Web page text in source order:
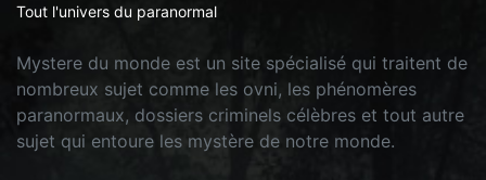
Tout l'univers du paranormal
Mystere du monde est un site spécialisé qui traitent de
nombreux sujet comme les ovni, les phénomères
paranormaux, dossiers criminels célèbres et tout autre
sujet qui entoure les mystère de notre monde.